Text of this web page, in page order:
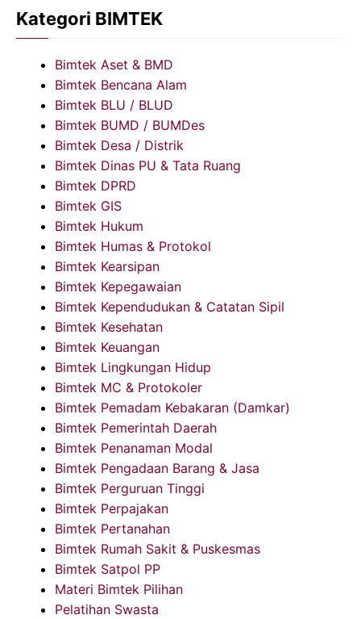
Kategori BIMTEK
Bimtek Aset & BMD
Bimtek Bencana Alam
Bimtek BLU / BLUD
Bimtek BUMD / BUMDes
Bimtek Desa / Distrik
Bimtek Dinas PU & Tata Ruang
Bimtek DPRD
Bimtek GIS
Bimtek Hukum
Bimtek Humas & Protokol
Bimtek Kearsipan
Bimtek Kepegawaian
Bimtek Kependudukan & Catatan Sipil
Bimtek Kesehatan
Bimtek Keuangan
Bimtek Lingkungan Hidup
Bimtek MC & Protokoler
Bimtek Pemadam Kebakaran (Damkar)
Bimtek Pemerintah Daerah
Bimtek Penanaman Modal
Bimtek Pengadaan Barang & Jasa
Bimtek Perguruan Tinggi
Bimtek Perpajakan
Bimtek Pertanahan
Bimtek Rumah Sakit & Puskesmas
Bimtek Satpol PP
Materi Bimtek Pilihan
Pelatihan Swasta